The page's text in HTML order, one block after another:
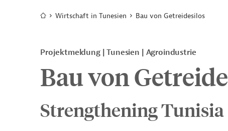
Wirtschaft in Tunesien Bau von Getreidesilos
Projektmeldung Tunesien Agroindustrie
Bau von
Strengthening Tunisia